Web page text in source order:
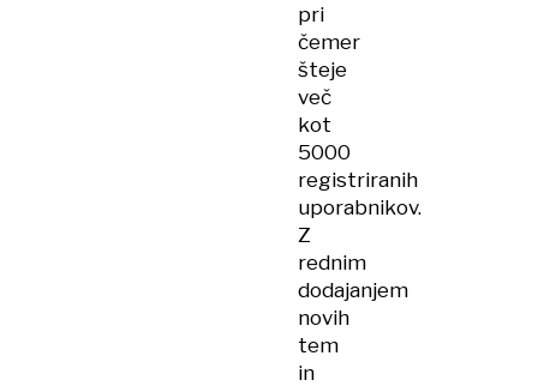
pri
čemer
šteje
več
kot
5000
registriranih
uporabnikov.
Z
rednim
dodajanjem
novih
tem
in